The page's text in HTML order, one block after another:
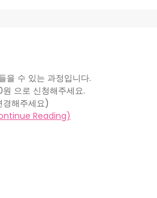
을 수 있는 과정입니다.
으로 신청해주세요.
경해주세요)
Reading)